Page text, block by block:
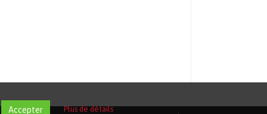
Accepter Plus de détails